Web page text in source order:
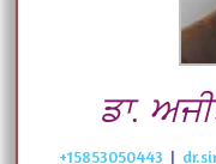
ਡਾ.
+15853050443 |